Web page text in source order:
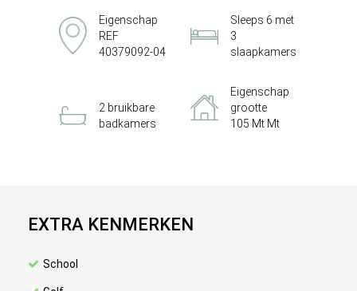
Eigenschap
REF
40379092-04
Sleeps 6 met
3
slaapkamers
2 bruikbare
badkamers
Eigenschap
grootte
105 Mt Mt
EXTRA KENMERKEN
School